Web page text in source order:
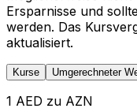
Ersparnisse und
werden. Das
aktualisiert.
Kurse Umgerechneter
1 AED zu AZN